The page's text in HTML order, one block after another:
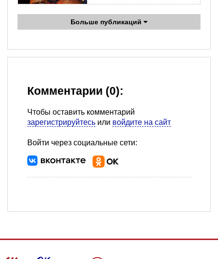
Больше публикаций
Комментарии (0):
Чтобы оставить комментарий
зарегистрируйтесь или войдите на сайт
Войти через социальные сети: